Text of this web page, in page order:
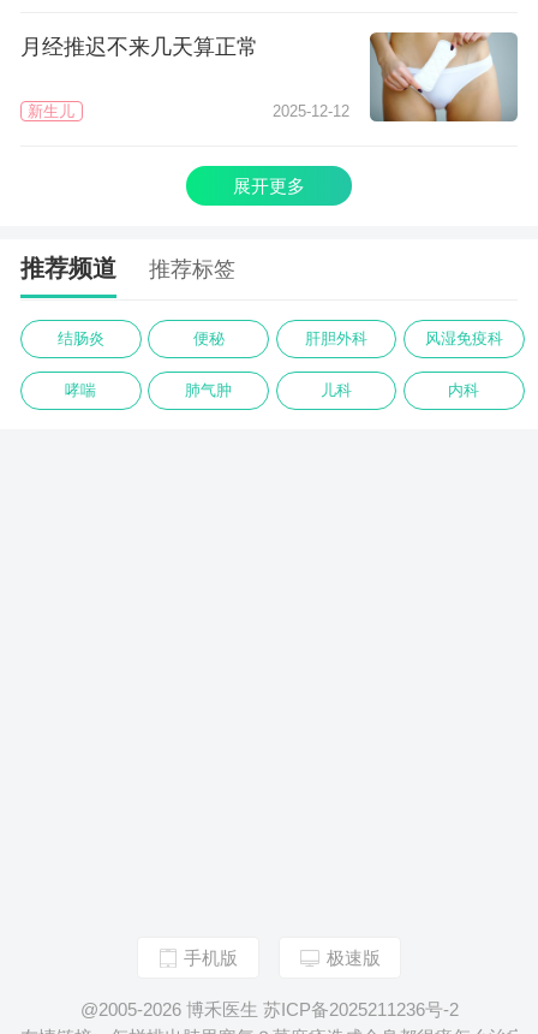
月经推迟不来几天算正常
新生儿 2025-12-12
展开更多
推荐频道 推荐标签
结肠炎 便秘 肝胆外科 风湿免疫科
哮喘 肺气肿 儿科 内科
手机版 极速版
@2005-2026 博禾医生 苏ICP备2025211236号-2